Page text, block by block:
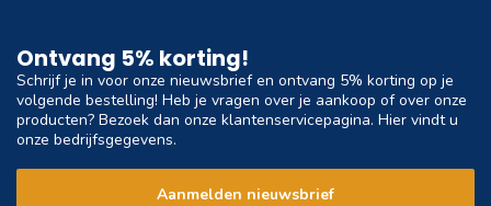
Ontvang 5% korting!
Schrijf je in voor onze nieuwsbrief en ontvang 5% korting op je
volgende bestelling! Heb je vragen over je aankoop of over onze
producten? Bezoek dan onze klantenservicepagina. Hier vindt u
onze bedrijfsgegevens.
Aanmelden nieuwsbrief